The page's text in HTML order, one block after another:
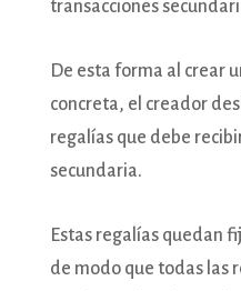
transacciones
De esta forma al crear
concreta, el creador
regalías que debe
secundaria.
Estas regalías quedan
de modo que todas las